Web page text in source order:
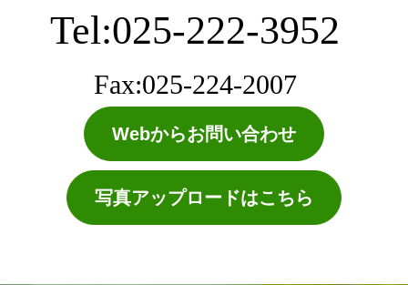
Tel:025-222-3952
Fax:025-224-2007
Webからお問い合わせ
写真アップロードはこちら